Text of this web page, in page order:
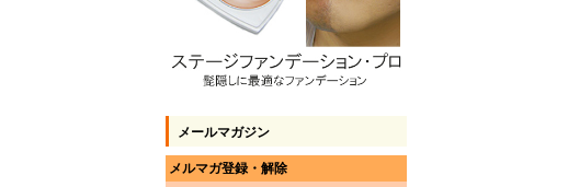
メールマガジン
メルマガ登録・解除